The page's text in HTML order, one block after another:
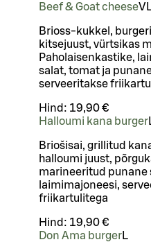
Beef & Goat cheese
Brioss-kukkel,
kitsejuust, vürtsikas
Paholaisenkastike,
salat, tomat ja
serveeritakse
Hind: 19,90 €
Halloumi kana burger
Briošisai, grillitud
halloumi juust,
marineeritud punane
laimimajoneesi,
friikartulitega
Hind: 19,90 €
Don Ama burgerL